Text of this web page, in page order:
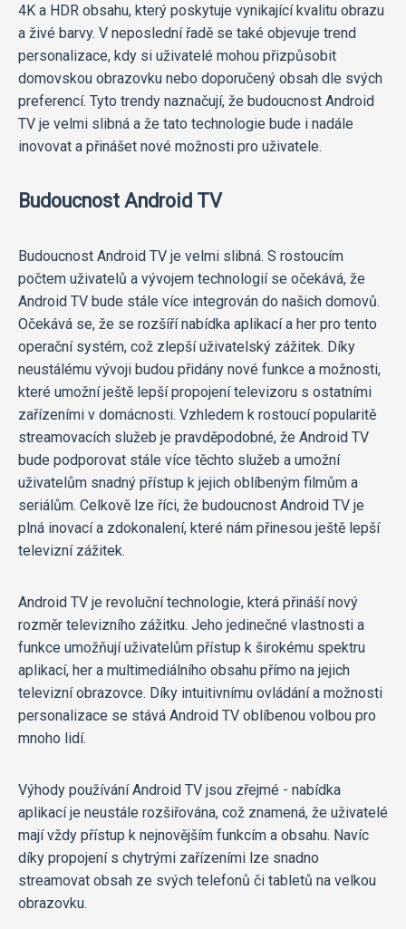
4K a HDR obsahu, který poskytuje vynikající kvalitu obrazu
a živé barvy. V neposlední řadě se také objevuje trend
personalizace, kdy si uživatelé mohou přizpůsobit
domovskou obrazovku nebo doporučený obsah dle svých
preferencí. Tyto trendy naznačují, že budoucnost Android
TV je velmi slibná a že tato technologie bude i nadále
inovovat a přinášet nové možnosti pro uživatele.
Budoucnost Android TV
Budoucnost Android TV je velmi slibná. S rostoucím
počtem uživatelů a vývojem technologií se očekává, že
Android TV bude stále více integrován do našich domovů.
Očekává se, že se rozšíří nabídka aplikací a her pro tento
operační systém, což zlepší uživatelský zážitek. Díky
neustálému vývoji budou přidány nové funkce a možnosti,
které umožní ještě lepší propojení televizoru s ostatními
zařízeními v domácnosti. Vzhledem k rostoucí popularitě
streamovacích služeb je pravděpodobné, že Android TV
bude podporovat stále více těchto služeb a umožní
uživatelům snadný přístup k jejich oblíbeným filmům a
seriálům. Celkově lze říci, že budoucnost Android TV je
plná inovací a zdokonalení, které nám přinesou ještě lepší
televizní zážitek.
Android TV je revoluční technologie, která přináší nový
rozměr televizního zážitku. Jeho jedinečné vlastnosti a
funkce umožňují uživatelům přístup k širokému spektru
aplikací, her a multimediálního obsahu přímo na jejich
televizní obrazovce. Díky intuitivnímu ovládání a možnosti
personalizace se stává Android TV oblíbenou volbou pro
mnoho lidí.
Výhody používání Android TV jsou zřejmé - nabídka
aplikací je neustále rozšiřována, což znamená, že uživatelé
mají vždy přístup k nejnovějším funkcím a obsahu. Navíc
díky propojení s chytrými zařízeními lze snadno
streamovat obsah ze svých telefonů či tabletů na velkou
obrazovku.